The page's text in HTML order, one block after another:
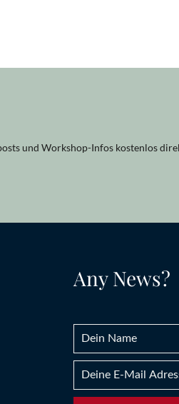
und Workshop-Infos kostenlos
Any News?